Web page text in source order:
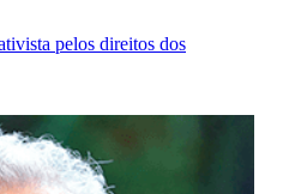
pelos direitos dos